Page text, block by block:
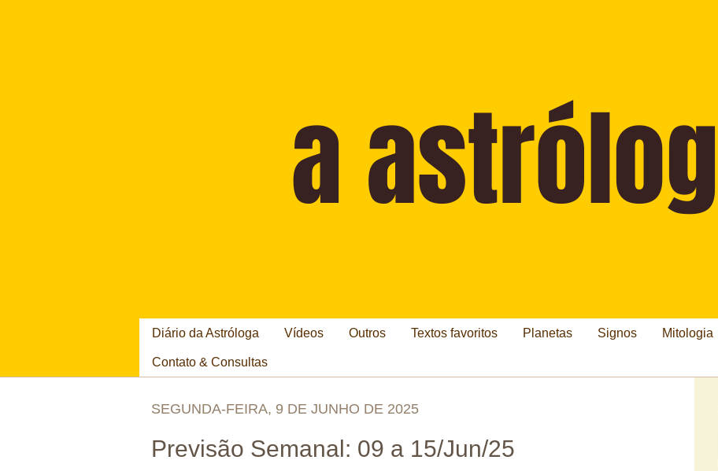
Diário da Astróloga Vídeos Outros Textos favoritos Planetas Signos Mitologia
Contato & Consultas
SEGUNDA-FEIRA, 9 DE JUNHO DE 2025
Previsão Semanal: 09 a 15/Jun/25